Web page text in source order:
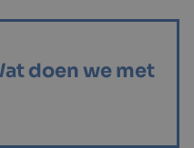
doen we met